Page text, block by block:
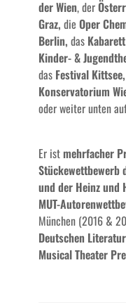
der Wien, der
Graz, die Oper
Berlin, das
Kinder- &
das Festival Kittsee,
Konservatorium
oder weiter unten
Er istmehrfacher
Stückewettbewerb
und der Heinz und
MUT-
München (2016 &
Deutschen
Musical Theater